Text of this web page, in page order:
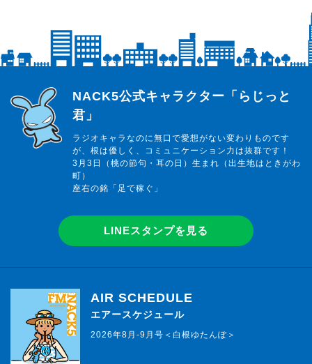
らじっと君
NACK5公式キャラクター「らじっと
君」
ラジオキャラなのに無口で愛想がない変わりものです
が、根は優しく、コミュニケーション力は抜群です！
3月3日（桃の節句・耳の日）生まれ（出生地はときがわ
町）
座右の銘「足で稼ぐ」
LINEスタンプを見る
AIR SCHEDULE
エアースケジュール
2026年8月-9月号＜白根ゆたんぽ＞